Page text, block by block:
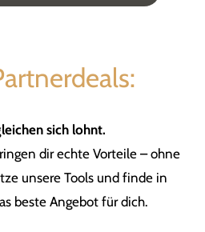
sich lohnt.
dir echte Vorteile – ohne
unsere Tools und finde in
beste Angebot für dich.